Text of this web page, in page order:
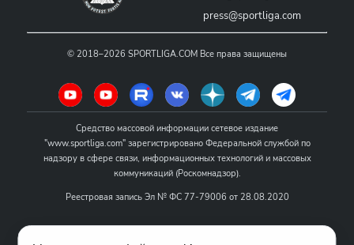
press@sportliga.com
© 2018–2026 SPORTLIGA.COM Все права защищены
Средство массовой информации сетевое издание
"www.sportliga.com" зарегистрировано Федеральной службой по
надзору в сфере связи, информационных технологий и массовых
коммуникаций (Роскомнадзор).
Реестровая запись Эл № ФС 77-79006 от 28.08.2020